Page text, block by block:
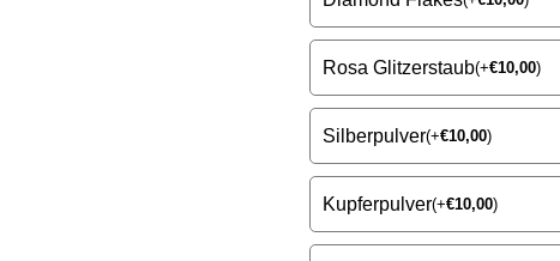
Rosa Glitzerstaub(+€10,00)
Silberpulver(+€10,00)
Kupferpulver(+€10,00)